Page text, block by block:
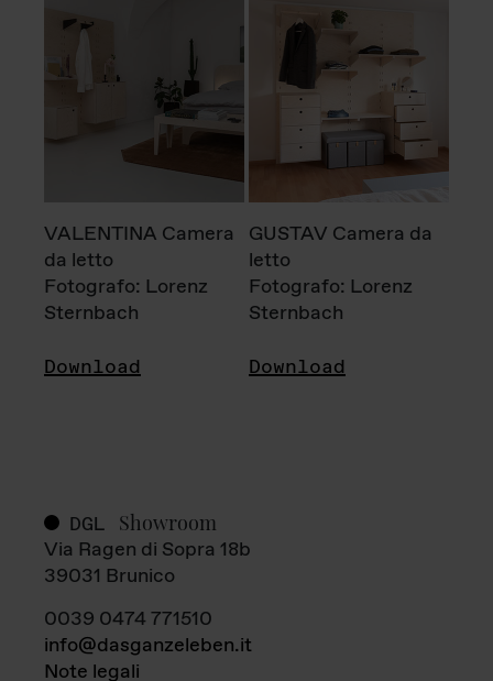
VALENTINA Camera
da letto
Fotografo: Lorenz
Sternbach
Download
GUSTAV Camera da
letto
Fotografo: Lorenz
Sternbach
Download
DGL Showroom
Via Ragen di Sopra 18b
39031 Brunico
0039 0474 771510
info@dasganzeleben.it
Note legali